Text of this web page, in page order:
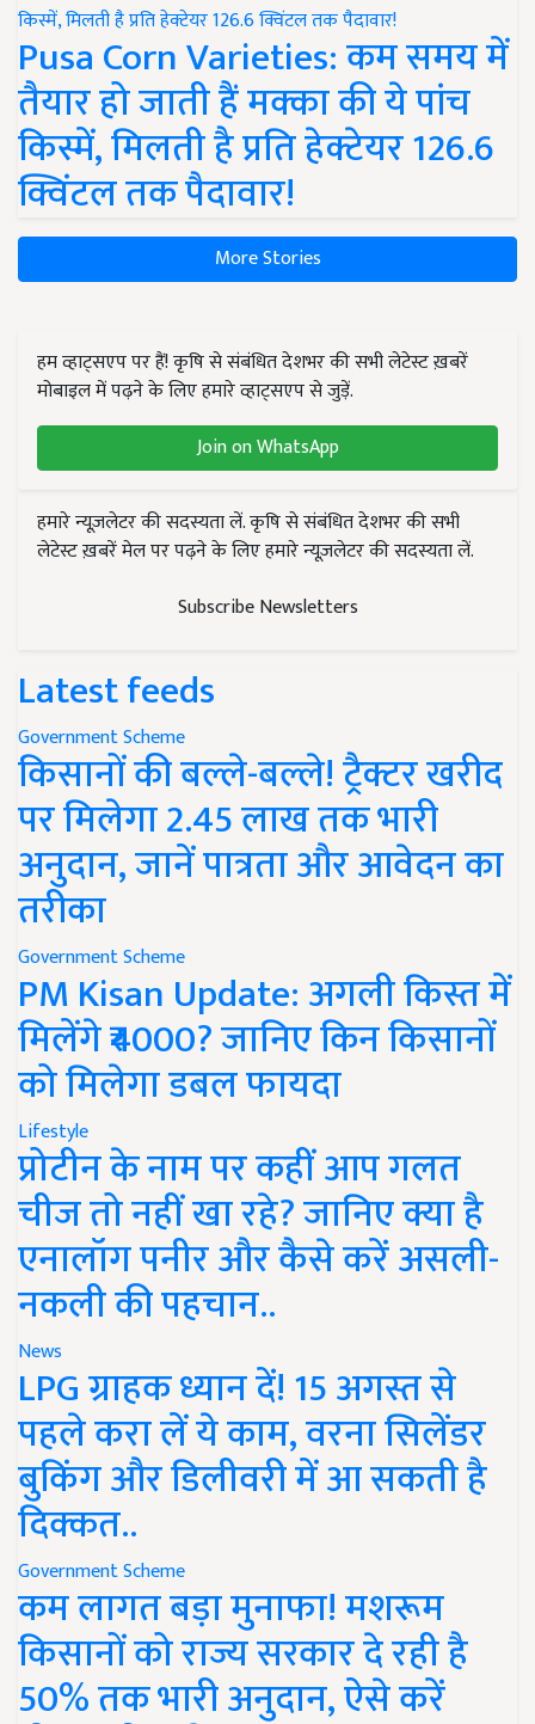
Pusa Corn Varieties: कम समय में
तैयार हो जाती हैं मक्का की ये पांच
किस्में, मिलती है प्रति हेक्टेयर 126.6
क्विंटल तक पैदावार!
More Stories
हम व्हाट्सएप पर हैं! कृषि से संबंधित देशभर की सभी लेटेस्ट ख़बरें
मोबाइल में पढ़ने के लिए हमारे व्हाट्सएप से जुड़ें.
Join on WhatsApp
हमारे न्यूज़लेटर की सदस्यता लें. कृषि से संबंधित देशभर की सभी
लेटेस्ट ख़बरें मेल पर पढ़ने के लिए हमारे न्यूज़लेटर की सदस्यता लें.
Subscribe Newsletters
Latest feeds
Government Scheme
किसानों की बल्ले-बल्ले! ट्रैक्टर खरीद
पर मिलेगा 2.45 लाख तक भारी
अनुदान, जानें पात्रता और आवेदन का
तरीका
Government Scheme
PM Kisan Update: अगली किस्त में
मिलेंगे ₹4000? जानिए किन किसानों
को मिलेगा डबल फायदा
Lifestyle
प्रोटीन के नाम पर कहीं आप गलत
चीज तो नहीं खा रहे? जानिए क्या है
एनालॉग पनीर और कैसे करें असली-
नकली की पहचान..
News
LPG ग्राहक ध्यान दें! 15 अगस्त से
पहले करा लें ये काम, वरना सिलेंडर
बुकिंग और डिलीवरी में आ सकती है
दिक्कत..
Government Scheme
कम लागत बड़ा मुनाफा! मशरूम
किसानों को राज्य सरकार दे रही है
50% तक भारी अनुदान, ऐसे करें